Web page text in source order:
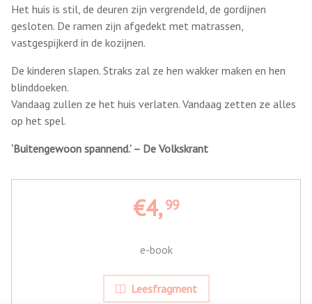
Het huis is stil, de deuren zijn vergrendeld, de gordijnen
gesloten. De ramen zijn afgedekt met matrassen,
vastgespijkerd in de kozijnen.
De kinderen slapen. Straks zal ze hen wakker maken en hen
blinddoeken.
Vandaag zullen ze het huis verlaten. Vandaag zetten ze alles
op het spel.
‘Buitengewoon spannend.’ – De Volkskrant
€4,99
e-book
Leesfragment